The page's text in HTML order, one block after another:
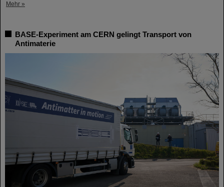
Mehr »
BASE-Experiment am CERN gelingt Transport von
Antimaterie